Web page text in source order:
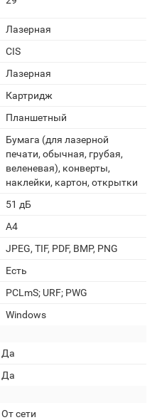
Лазерная
CIS
Лазерная
Картридж
Планшетный
Бумага (для лазерной
печати, обычная, грубая,
веленевая), конверты,
наклейки, картон, открытки
51 дБ
A4
JPEG, TIF, PDF, BMP, PNG
Есть
PCLmS; URF; PWG
Windows
Да
Да
От сети